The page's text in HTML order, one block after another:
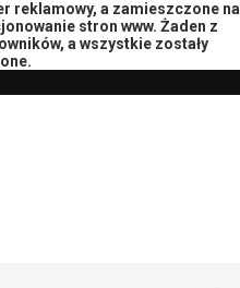
reklamowy, a zamieszczone na
stron www. Żaden z
a wszystkie zostały